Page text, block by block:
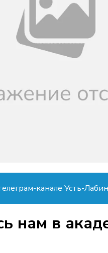
канале Усть-
нам в